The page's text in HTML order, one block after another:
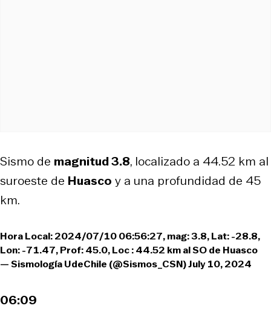
Sismo de magnitud 3.8, localizado a 44.52 km al
suroeste de Huasco y a una profundidad de 45
km.
Hora Local: 2024/07/10 06:56:27, mag: 3.8, Lat: -28.8,
Lon: -71.47, Prof: 45.0, Loc : 44.52 km al SO de Huasco
— Sismología UdeChile (@Sismos_CSN)July 10, 2024
06:09